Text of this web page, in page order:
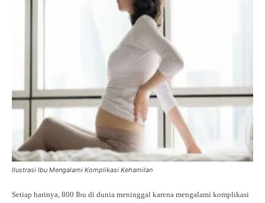
Ilustrasi Ibu Mengalami Komplikasi Kehamilan
Setiap harinya, 800 Ibu di dunia meninggal karena mengalami komplikasi